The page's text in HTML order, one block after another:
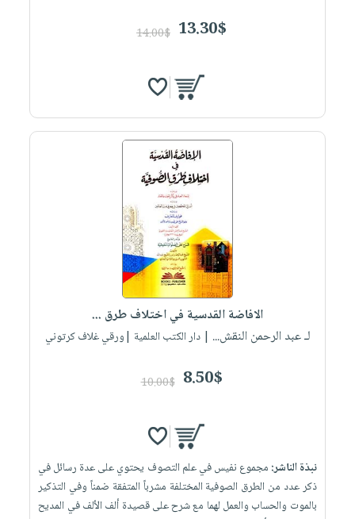
13.30$
14.00$
الافاضة القدسية في اختلاف طرق ...
لـ عبد الرحمن النقش... | دار الكتب العلمية |ورقي غلاف كرتوني
8.50$
10.00$
نبذة الناشر: مجموع نفيس في علم التصوف يحتوي على عدة رسائل في
ذكر عدد من الطرق الصوفية المختلفة مشرباً المتفقة ضمناً وفي التذكير
بالموت والحساب والعمل لهما مع شرح على قصيدة ألف الألف في المديح